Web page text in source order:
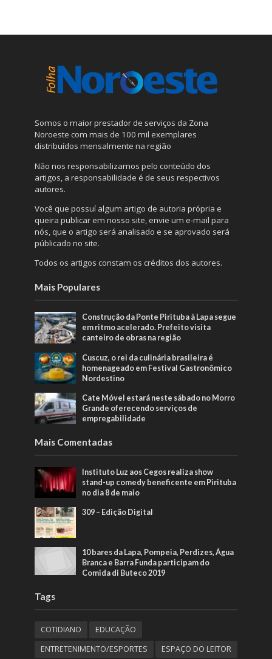
Somos o maior prestador de serviços da Zona
Noroeste com mais de 100 mil exemplares
distribuídos mensalmente na região
Não nos responsabilizamos pelo conteúdo dos
artigos, a responsabilidade é de seus respectivos
autores.
Você que possuí algum artigo de autoria própria e
queira publicar em nosso site, envie um e-mail para
nós, que o artigo será analisado e se aprovado será
públicado no site.
Todos os artigos constam os créditos dos autores.
Mais Populares
Construção da Ponte Pirituba à Lapa segue
em ritmo acelerado. Prefeito visita
canteiro de obras na região
Cuscuz, o rei da culinária brasileira é
homenageado em Festival Gastronômico
Nordestino
Cate Móvel estará neste sábado no Morro
Grande oferecendo serviços de
empregabilidade
Mais Comentadas
Instituto Luz aos Cegos realiza show
stand-up comedy beneficente em Pirituba
no dia 8 de maio
309 – Edição Digital
10 bares da Lapa, Pompeia, Perdizes, Água
Branca e Barra Funda participam do
Comida di Buteco 2019
Tags
COTIDIANO
EDUCAÇÃO
ENTRETENIMENTO/ESPORTES
ESPAÇO DO LEITOR